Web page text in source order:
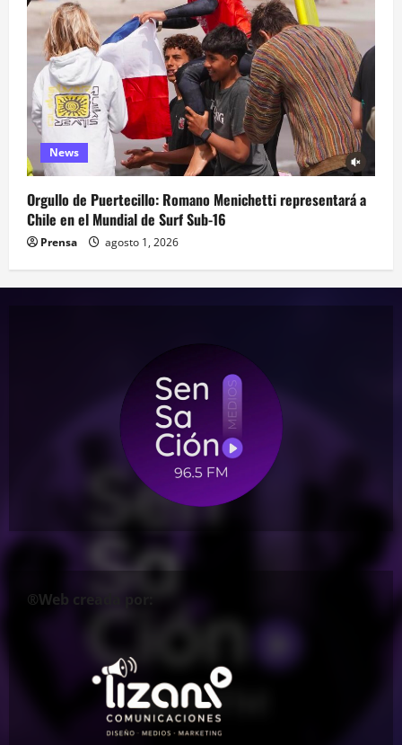
News
Orgullo de Puertecillo: Romano Menichetti representará a
Chile en el Mundial de Surf Sub-16
Prensa agosto 1, 2026
®Web creada por: